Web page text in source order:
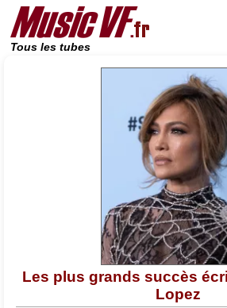
Tous les tubes
Les plus grands succès
Lopez